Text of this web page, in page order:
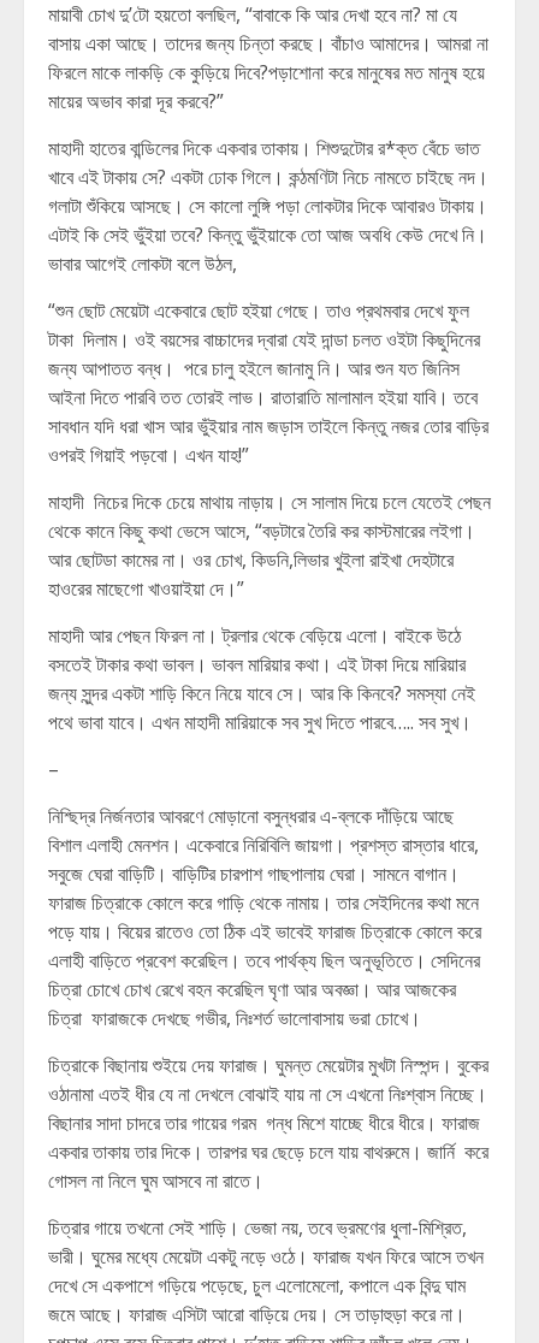
মায়াবী চোখ দু’টো হয়তো বলছিল, “বাবাকে কি আর দেখা হবে না? মা যে
বাসায় একা আছে। তাদের জন্য চিন্তা করছে। বাঁচাও আমাদের। আমরা না
ফিরলে মাকে লাকড়ি কে কুড়িয়ে দিবে?পড়াশোনা করে মানুষের মত মানুষ হয়ে
মায়ের অভাব কারা দূর করবে?”
মাহাদী হাতের বান্ডিলের দিকে একবার তাকায়। শিশুদুটোর র*ক্ত বেঁচে ভাত
খাবে এই টাকায় সে? একটা ঢোক গিলে। কন্ঠমণিটা নিচে নামতে চাইছে নদ।
গলাটা শুঁকিয়ে আসছে। সে কালো লুঙ্গি পড়া লোকটার দিকে আবারও টাকায়।
এটাই কি সেই ভুঁইয়া তবে? কিন্তু ভুঁইয়াকে তো আজ অবধি কেউ দেখে নি।
ভাবার আগেই লোকটা বলে উঠল,
“শুন ছোট মেয়েটা একেবারে ছোট হইয়া গেছে। তাও প্রথমবার দেখে ফুল
টাকা দিলাম। ওই বয়সের বাচ্চাদের দ্বারা যেই দান্ডা চলত ওইটা কিছুদিনের
জন্য আপাতত বন্ধ। পরে চালু হইলে জানামু নি। আর শুন যত জিনিস
আইনা দিতে পারবি তত তোরই লাভ। রাতারাতি মালামাল হইয়া যাবি। তবে
সাবধান যদি ধরা খাস আর ভুঁইয়ার নাম জড়াস তাইলে কিন্তু নজর তোর বাড়ির
ওপরই গিয়াই পড়বো। এখন যাহ!”
মাহাদী নিচের দিকে চেয়ে মাথায় নাড়ায়। সে সালাম দিয়ে চলে যেতেই পেছন
থেকে কানে কিছু কথা ভেসে আসে, “বড়টারে তৈরি কর কাস্টমারের লইগা।
আর ছোটডা কামের না। ওর চোখ, কিডনি,লিভার খুইলা রাইখা দেহটারে
হাওরের মাছেগো খাওয়াইয়া দে।”
মাহাদী আর পেছন ফিরল না। ট্রলার থেকে বেড়িয়ে এলো। বাইকে উঠে
বসতেই টাকার কথা ভাবল। ভাবল মারিয়ার কথা। এই টাকা দিয়ে মারিয়ার
জন্য সুন্দর একটা শাড়ি কিনে নিয়ে যাবে সে। আর কি কিনবে? সমস্যা নেই
পথে ভাবা যাবে। এখন মাহাদী মারিয়াকে সব সুখ দিতে পারবে….. সব সুখ।
–
নিশ্ছিদ্র নির্জনতার আবরণে মোড়ানো বসুন্ধরার এ-ব্লকে দাঁড়িয়ে আছে
বিশাল এলাহী মেনশন। একেবারে নিরিবিলি জায়গা। প্রশস্ত রাস্তার ধারে,
সবুজে ঘেরা বাড়িটি। বাড়িটির চারপাশ গাছপালায় ঘেরা। সামনে বাগান।
ফারাজ চিত্রাকে কোলে করে গাড়ি থেকে নামায়। তার সেইদিনের কথা মনে
পড়ে যায়। বিয়ের রাতেও তো ঠিক এই ভাবেই ফারাজ চিত্রাকে কোলে করে
এলাহী বাড়িতে প্রবেশ করেছিল। তবে পার্থক্য ছিল অনুভূতিতে। সেদিনের
চিত্রা চোখে চোখ রেখে বহন করেছিল ঘৃণা আর অবজ্ঞা। আর আজকের
চিত্রা ফারাজকে দেখছে গভীর, নিঃশর্ত ভালোবাসায় ভরা চোখে।
চিত্রাকে বিছানায় শুইয়ে দেয় ফারাজ। ঘুমন্ত মেয়েটার মুখটা নিস্পন্দ। বুকের
ওঠানামা এতই ধীর যে না দেখলে বোঝাই যায় না সে এখনো নিঃশ্বাস নিচ্ছে।
বিছানার সাদা চাদরে তার গায়ের গরম গন্ধ মিশে যাচ্ছে ধীরে ধীরে। ফারাজ
একবার তাকায় তার দিকে। তারপর ঘর ছেড়ে চলে যায় বাথরুমে। জার্নি করে
গোসল না নিলে ঘুম আসবে না রাতে।
চিত্রার গায়ে তখনো সেই শাড়ি। ভেজা নয়, তবে ভ্রমণের ধুলা-মিশ্রিত,
ভারী। ঘুমের মধ্যে মেয়েটা একটু নড়ে ওঠে। ফারাজ যখন ফিরে আসে তখন
দেখে সে একপাশে গড়িয়ে পড়েছে, চুল এলোমেলো, কপালে এক বিন্দু ঘাম
জমে আছে। ফারাজ এসিটা আরো বাড়িয়ে দেয়। সে তাড়াহুড়া করে না।